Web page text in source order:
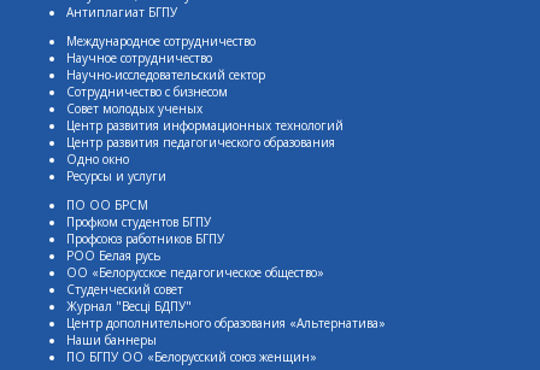
Антиплагиат БГПУ
Международное сотрудничество
Научное сотрудничество
Научно-исследовательский сектор
Сотрудничество с бизнесом
Совет молодых ученых
Центр развития информационных технологий
Центр развития педагогического образования
Одно окно
Ресурсы и услуги
ПО ОО БРСМ
Профком студентов БГПУ
Профсоюз работников БГПУ
РОО Белая русь
ОО «Белорусское педагогическое общество»
Студенческий совет
Журнал "Весцi БДПУ"
Центр дополнительного образования «Альтернатива»
Наши баннеры
ПО БГПУ ОО «Белорусский союз женщин»